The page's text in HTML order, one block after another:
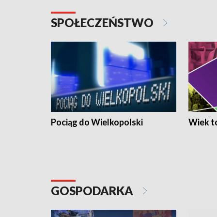
SPOŁECZEŃSTWO
Pociąg do Wielkopolski Wiek
GOSPODARKA